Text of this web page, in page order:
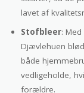
lavet af
Stofbleer:
Djævlehuen
både
vedligeholde,
forældre.